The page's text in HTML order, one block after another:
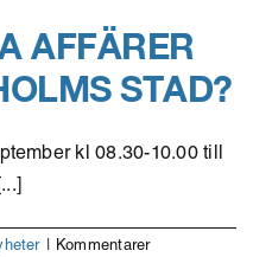
AFFÄRER
STAD?
kl 08.30-10.00 till
| Kommentarer